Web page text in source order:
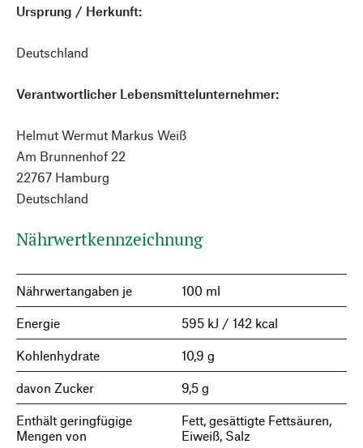
Ursprung / Herkunft:
Deutschland
Verantwortlicher Lebensmittelunternehmer:
Helmut Wermut Markus Weiß
Am Brunnenhof 22
22767 Hamburg
Deutschland
Nährwertkennzeichnung
Nährwertangaben je 100 ml
Energie 595 kJ / 142 kcal
Kohlenhydrate 10,9 g
davon Zucker 9,5 g
Enthält geringfügige
Mengen von
Fett, gesättigte Fettsäuren,
Eiweiß, Salz